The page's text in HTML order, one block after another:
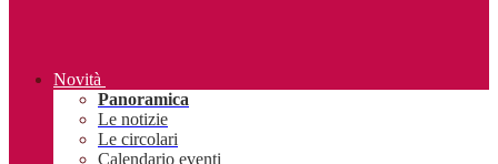
Novità
Panoramica
Le notizie
Le circolari
Calendario eventi